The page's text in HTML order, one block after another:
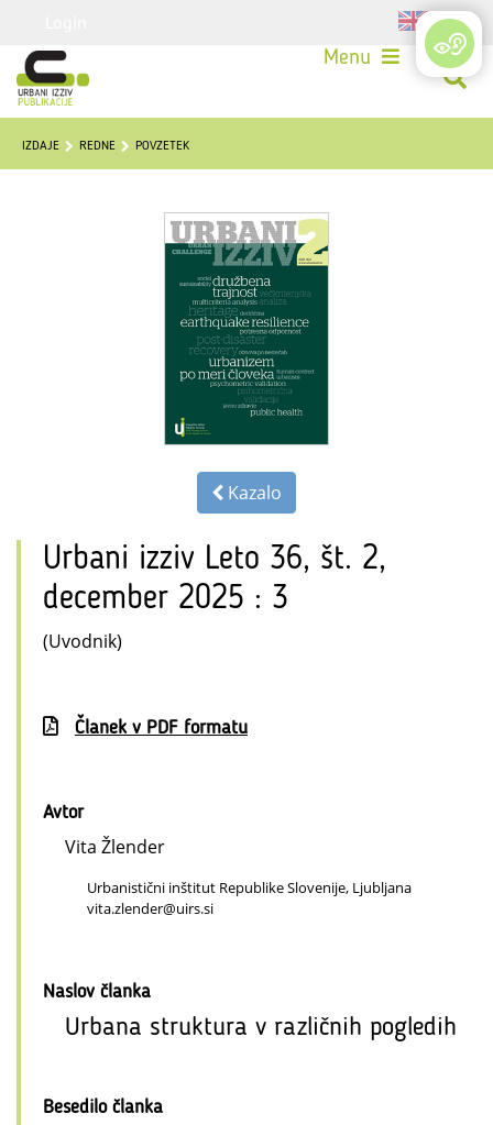
Menu
IZDAJE REDNE POVZETEK
Kazalo
Urbani izziv Leto 36, št. 2,
december 2025 : 3
(Uvodnik)
Članek v PDF formatu
Avtor
Vita Žlender
Urbanistični inštitut Republike Slovenije, Ljubljana
vita.zlender@uirs.si
Naslov članka
Urbana struktura v različnih pogledih
Besedilo članka